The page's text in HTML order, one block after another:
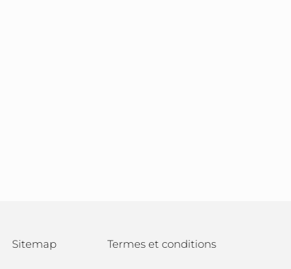
Sitemap Termes et conditions